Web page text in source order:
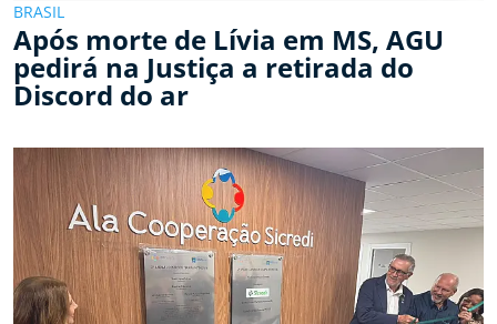
BRASIL
Após morte de Lívia em MS, AGU
pedirá na Justiça a retirada do
Discord do ar